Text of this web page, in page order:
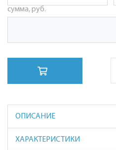
сумма, руб.
ОПИСАНИЕ
ХАРАКТЕРИСТИКИ